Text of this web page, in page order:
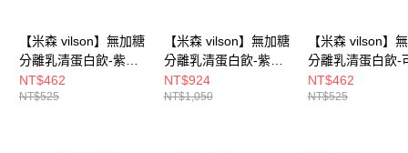
時審查核予不同之上限額度；若仍有額度不足之情形，本公司將視審查結果
請求用戶進行身份認證。
５．嚴禁一人註冊多個帳號或使用他人資訊註冊。若發現惡意使用之情形，
恩沛科技股份有限公司將有權停止該用戶之使用額度並採取法律行動。
【米森 vilson】無加糖
分離乳清蛋白飲-紫心
地瓜(40gx6包/盒)【涼
夏限定↘滿額送涼感
NT$462
NT$525
【米森 vilson】無加糖
分離乳清蛋白飲-紫心
地瓜 500g/罐【涼夏限
定↘滿額送涼感巾】
NT$924
NT$1,050
【米森 vilson】
分離乳清蛋白飲-
拿鐵(35gx6包/盒
夏限定↘滿額送
NT$462
NT$525